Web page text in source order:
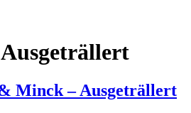
Ausgeträllert
Minck – Ausgeträllert